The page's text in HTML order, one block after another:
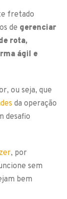
fretado
de gerenciar
rota,
ágil e
ou seja, que
da operação
desafio
, por
sem
bem